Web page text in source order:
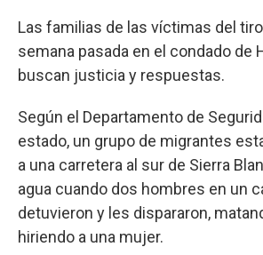
Las familias de las víctimas del
semana pasada en el condado de
buscan justicia y respuestas.
Según el Departamento de
estado, un grupo de migrantes
a una carretera al sur de Sierra
agua cuando dos hombres en un
detuvieron y les dispararon,
hiriendo a una mujer.